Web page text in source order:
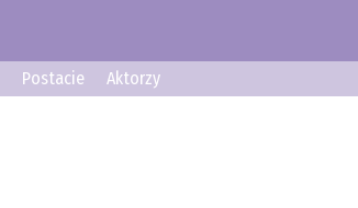
Postacie Aktorzy